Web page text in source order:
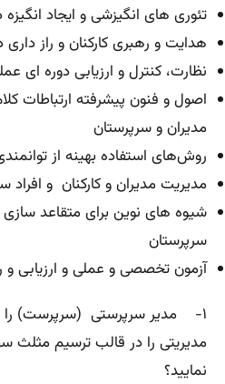
تئوری های انگیزشی و ایجاد انگیزه
هدایت و رهبری کارکنان و راز
نظارت، کنترل و ارزیابی دوره ای
اصول و فنون پیشرفته ارتباطات
مدیران و سرپرستان
روش‌های استفاده بهینه از
مدیریت مدیران و کارکنان و
شیوه های نوین برای متقاعد سازی
سرپرستان
آزمون تخصصی و عملی و ارزیابی
۱- مدیر سرپرستی (سرپرست) را
مدیریتی را در قالب ترسیم
نمایید؟